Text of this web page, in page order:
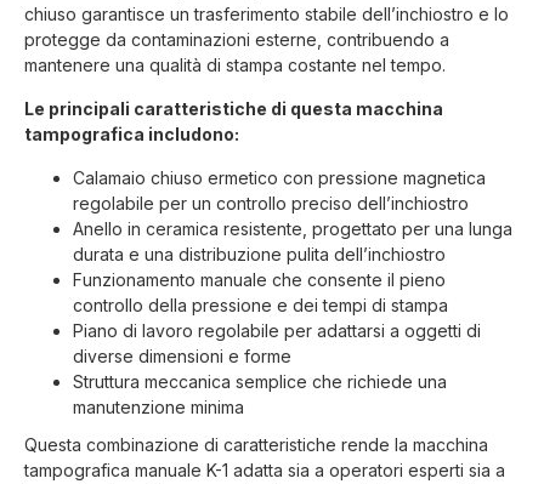
chiuso garantisce un trasferimento stabile dell’inchiostro e lo
protegge da contaminazioni esterne, contribuendo a
mantenere una qualità di stampa costante nel tempo.
Le principali caratteristiche di questa macchina
tampografica includono:
Calamaio chiuso ermetico con pressione magnetica
regolabile per un controllo preciso dell’inchiostro
Anello in ceramica resistente, progettato per una lunga
durata e una distribuzione pulita dell’inchiostro
Funzionamento manuale che consente il pieno
controllo della pressione e dei tempi di stampa
Piano di lavoro regolabile per adattarsi a oggetti di
diverse dimensioni e forme
Struttura meccanica semplice che richiede una
manutenzione minima
Questa combinazione di caratteristiche rende la macchina
tampografica manuale K-1 adatta sia a operatori esperti sia a